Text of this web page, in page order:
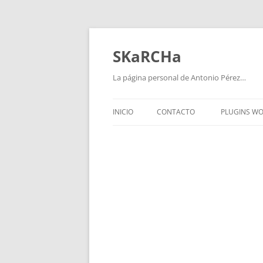
Saltar
SKaRCHa
La página personal de Antonio Pérez…
INICIO CONTACTO PLUGINS